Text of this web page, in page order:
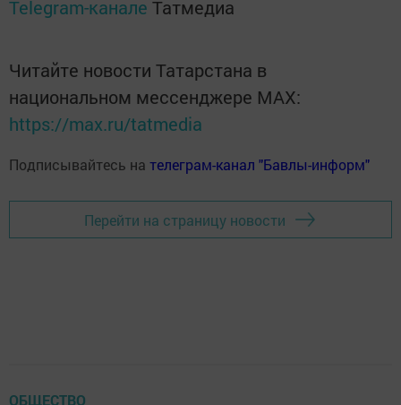
Telegram-канале Татмедиа
Читайте новости Татарстана в
национальном мессенджере MАХ:
https://max.ru/tatmedia
Подписывайтесь на телеграм-канал "Бавлы-информ"
Перейти на страницу новости
ОБЩЕСТВО